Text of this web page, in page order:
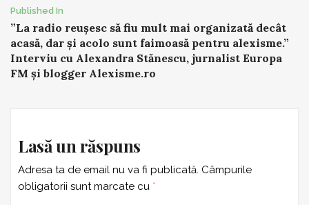
Post
navigation
Published In
”La radio reușesc să fiu mult mai organizată decât
acasă, dar și acolo sunt faimoasă pentru alexisme.”
Interviu cu Alexandra Stănescu, jurnalist Europa
FM și blogger Alexisme.ro
Lasă un răspuns
Adresa ta de email nu va fi publicată. Câmpurile
obligatorii sunt marcate cu *